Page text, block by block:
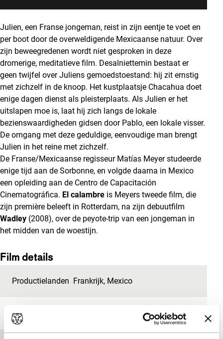
Julien, een Franse jongeman, reist in zijn eentje te voet en
per boot door de overweldigende Mexicaanse natuur. Over
zijn beweegredenen wordt niet gesproken in deze
dromerige, meditatieve film. Desalniettemin bestaat er
geen twijfel over Juliens gemoedstoestand: hij zit ernstig
met zichzelf in de knoop. Het kustplaatsje Chacahua doet
enige dagen dienst als pleisterplaats. Als Julien er het
uitslapen moe is, laat hij zich langs de lokale
bezienswaardigheden gidsen door Pablo, een lokale visser.
De omgang met deze geduldige, eenvoudige man brengt
Julien in het reine met zichzelf.
De Franse/Mexicaanse regisseur Matías Meyer studeerde
enige tijd aan de Sorbonne, en volgde daarna in Mexico
een opleiding aan de Centro de Capacitación
Cinematográfica. El calambre is Meyers tweede film, die
zijn première beleeft in Rotterdam, na zijn debuutfilm
Wadley (2008), over de peyote-trip van een jongeman in
het midden van de woestijn.
Film details
Productielanden Frankrijk, Mexico
Jaar